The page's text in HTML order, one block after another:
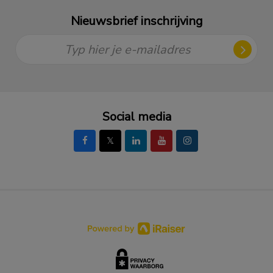
Nieuwsbrief inschrijving
Typ hier je e-mailadres
Social media
𝕏